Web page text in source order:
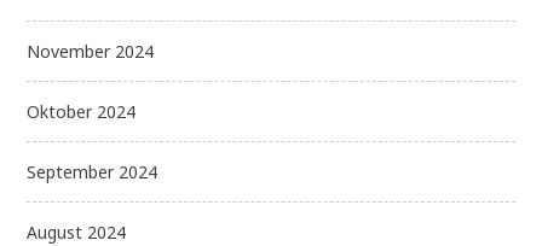
November 2024
Oktober 2024
September 2024
August 2024